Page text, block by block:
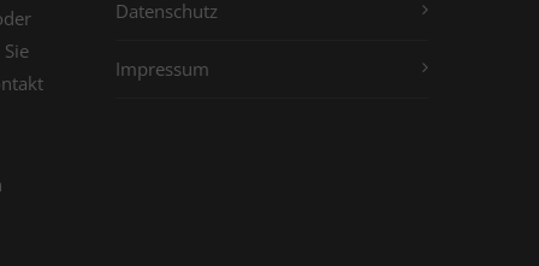
Datenschutz
Impressum